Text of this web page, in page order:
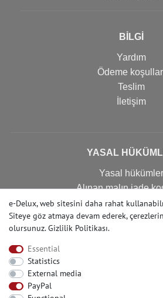
BİLGİ
Yardım
Ödeme
Teslim
İletişim
YASAL
Yasal hükümler
Alınan malın iade
Gizlilik
Imprint
Yardıma mı ihtiyacınız
e-Delux, web sitesini daha rahat
Siteye göz atmaya devam ederek,
olursunuz.Gizlilik Politikası.
Essential
Statistics
External media
PayPal